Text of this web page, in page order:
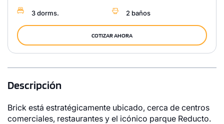
3 dorms. 2 baños
COTIZAR AHORA
Descripción
Brick está estratégicamente ubicado, cerca de centros
comerciales, restaurantes y el icónico parque Reducto.